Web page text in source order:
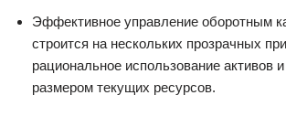
Эффективное управление оборотным
строится на нескольких прозрачных
рациональное использование активов
размером текущих ресурсов.